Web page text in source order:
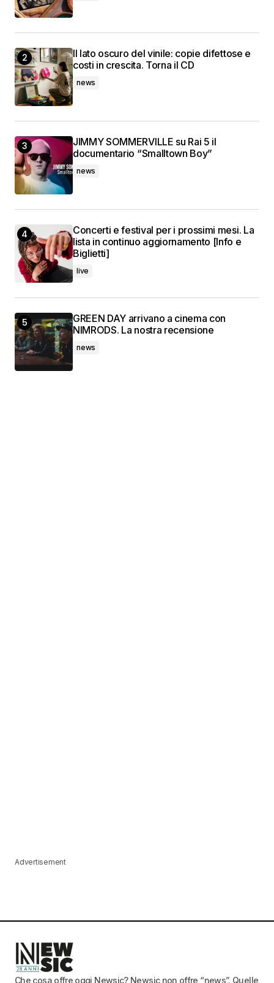
Il lato oscuro del vinile: copie difettose e
costi in crescita. Torna il CD
news
JIMMY SOMMERVILLE su Rai 5 il
documentario “Smalltown Boy”
news
Concerti e festival per i prossimi mesi. La
lista in continuo aggiornamento [Info e
Biglietti]
live
GREEN DAY arrivano a cinema con
NIMRODS. La nostra recensione
news
Advertisement
Che cosa offre oggi Newsic? Newsic non offre “news”. Quelle